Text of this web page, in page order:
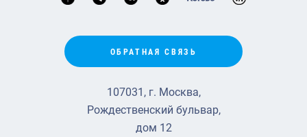
ОБРАТНАЯ СВЯЗЬ
107031, г. Москва,
Рождественский бульвар,
дом 12